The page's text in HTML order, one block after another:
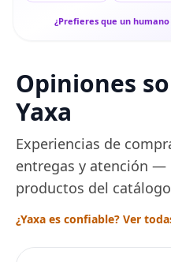
¿Prefieres que un
Opiniones
Yaxa
Experiencias de
entregas y atención —
productos del catálogo
¿Yaxa es confiable? Ver